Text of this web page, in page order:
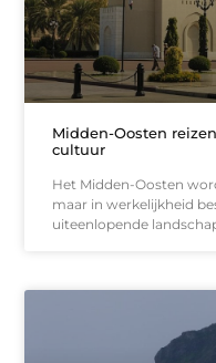
Midden-Oosten
cultuur
Het Midden-Oosten
maar in werkelijkheid
uiteenlopende